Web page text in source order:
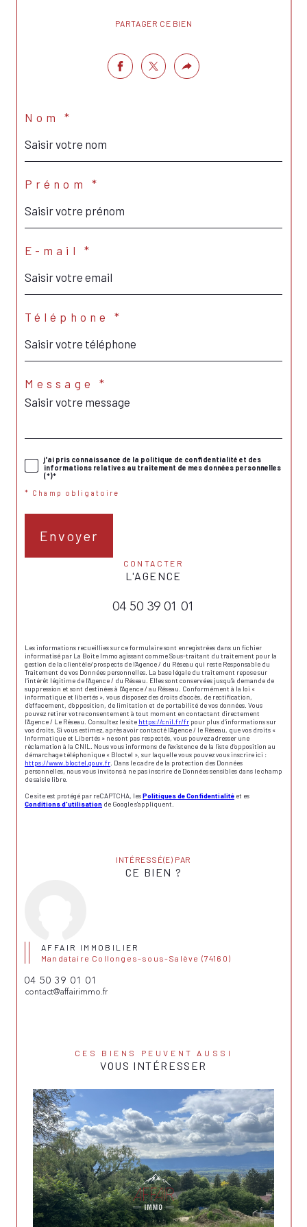
PARTAGER CE BIEN
Nom *
Prénom *
E-mail *
Téléphone *
Message *
j'ai pris connaissance de la politique de confidentialité et des
informations relatives au traitement de mes données personnelles
(*)*
* Champ obligatoire
Envoyer
CONTACTER
L'AGENCE
04 50 39 01 01
Les informations recueillies sur ce formulaire sont enregistrées dans un fichier
informatisé par La Boite Immo agissant comme Sous-traitant du traitement pour la
gestion de la clientèle/prospects de l'Agence / du Réseau qui reste Responsable du
Traitement de vos Données personnelles. La base légale du traitement repose sur
l'intérêt légitime de l'Agence / du Réseau. Elles sont conservées jusqu'à demande de
suppression et sont destinées à l'Agence / au Réseau. Conformément à la loi «
informatique et libertés », vous disposez des droits d’accès, de rectification,
d’effacement, d’opposition, de limitation et de portabilité de vos données. Vous
pouvez retirer votre consentement à tout moment en contactant directement
l’Agence / Le Réseau. Consultez le site https://cnil.fr/fr pour plus d’informations sur
vos droits. Si vous estimez, après avoir contacté l'Agence / le Réseau, que vos droits «
Informatique et Libertés » ne sont pas respectés, vous pouvez adresser une
réclamation à la CNIL. Nous vous informons de l’existence de la liste d'opposition au
démarchage téléphonique « Bloctel », sur laquelle vous pouvez vous inscrire ici :
https://www.bloctel.gouv.fr . Dans le cadre de la protection des Données
personnelles, nous vous invitons à ne pas inscrire de Données sensibles dans le champ
de saisie libre.
Ce site est protégé par reCAPTCHA, lesPolitiques de Confidentialité et es
Conditions d'utilisation de Google s'appliquent.
INTÉRESSÉ(E) PAR
CE BIEN ?
AFFAIR IMMOBILIER
Mandataire Collonges-sous-Salève (74160)
04 50 39 01 01
contact@affairimmo.fr
CES BIENS PEUVENT AUSSI
VOUS INTÉRESSER